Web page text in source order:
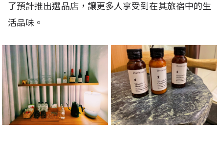
了預計推出選品店，讓更多人享受到在其旅宿中的生
活品味。